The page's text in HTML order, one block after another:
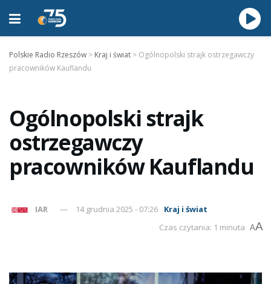
Polskie Radio Rzeszów > Kraj i świat > Ogólnopolski strajk ostrzegawczy
pracowników Kauflandu
Ogólnopolski strajk
ostrzegawczy
pracowników Kauflandu
IAR 14 grudnia 2025 - 07:26
Kraj i świat
Czas czytania: 1 minuta AA